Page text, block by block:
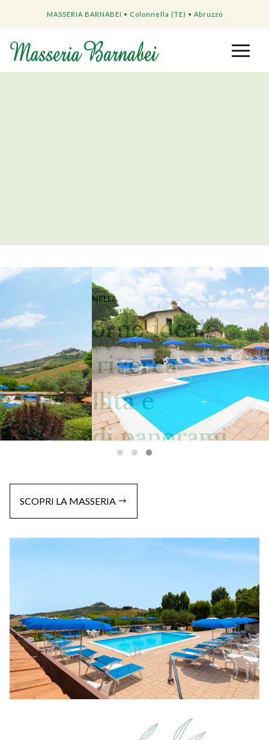
MASSERIA BARNABEI • Colonnella (TE) • Abruzzo
MASSERIA A COLONNELLA
Il soggiorno ideale
per chi ricerca
tranquillità e
splendidi panorami
SCOPRI LA MASSERIA